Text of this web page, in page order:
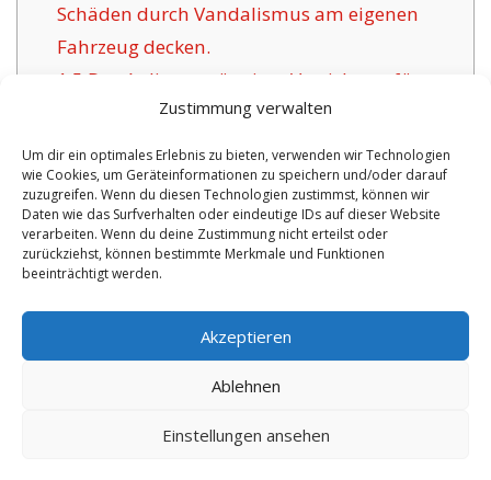
Zustimmung verwalten
Um dir ein optimales Erlebnis zu bieten, verwenden wir Technologien
wie Cookies, um Geräteinformationen zu speichern und/oder darauf
zuzugreifen. Wenn du diesen Technologien zustimmst, können wir
Daten wie das Surfverhalten oder eindeutige IDs auf dieser Website
verarbeiten. Wenn du deine Zustimmung nicht erteilst oder
zurückziehst, können bestimmte Merkmale und Funktionen
beeinträchtigt werden.
Akzeptieren
Ablehnen
Einstellungen ansehen
Schäden durch Vandalismus am eigenen
Fahrzeug decken.
1.5 Das Anliegen gängiger Versicherer für
1.6
Vorzüge unsere Versicherung in
Osterhofen:
1.6.1Zeitgemäße Wahlmöglichkeiten
inklusive Betreuung:
No tags for this post.
Copyright 2026 by digi-versicherung.de - Versicherung in der Nähe |